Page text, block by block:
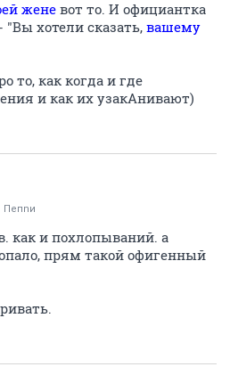
жене вот то. И официантка
"Вы хотели сказать, вашему
то, как когда и где
и как их узакАнивают)
Пепnи
как и похлопываний. а
прям такой офигенный